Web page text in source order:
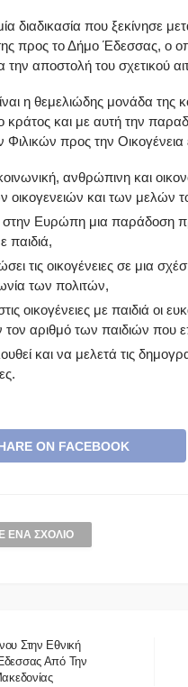
διαδικασία που
προς το Δήμο Έδεσσας, ο
την αποστολή του σχετικού
η θεμελιώδης μονάδα της
κράτος και με αυτή την
προς την Οικογένεια
ανθρώπινη και
οικογενειών και των μελών
στην Ευρώπη μια παράδοση
παιδιά,
τις οικογένειες σε μια
των πολιτών,
οικογένειες με παιδιά
τον αριθμό των παιδιών που
και να μελετά τις
ON FACEBOOK
ΈΝΑ ΣΧΌΛΙΟ
Στην Εθνική
Από Την